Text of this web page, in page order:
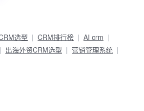
选型 CRM排行榜
AI crm
出海外贸CRM选型
营销管理系统